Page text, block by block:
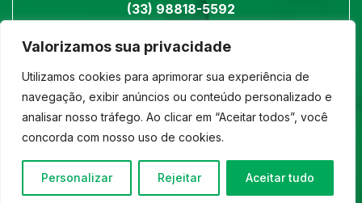
Valorizamos sua privacidade
Utilizamos cookies para aprimorar sua experiência de
navegação, exibir anúncios ou conteúdo personalizado e
analisar nosso tráfego. Ao clicar em “Aceitar todos”, você
concorda com nosso uso de cookies.
Personalizar Rejeitar Aceitar tudo
(33) 98818-5592
LOCALIZAÇÃO